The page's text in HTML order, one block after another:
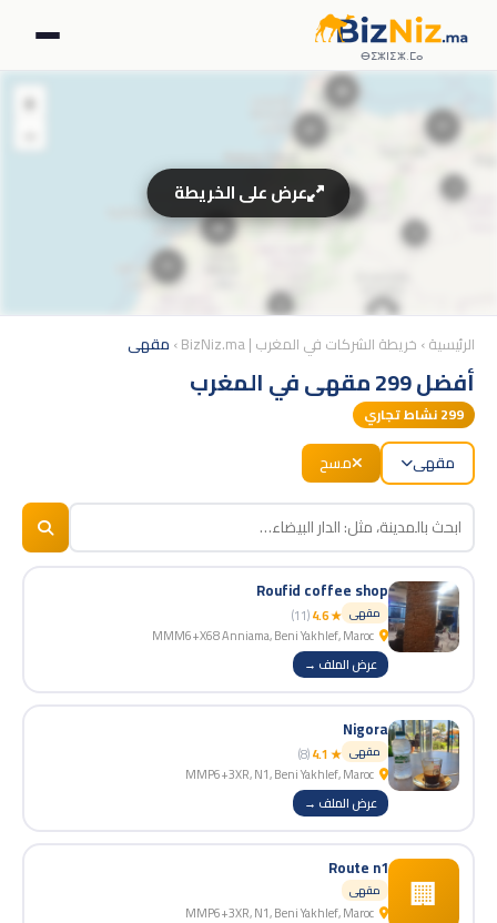
ⴱⵉⵣⵏⵉⵣ.ⵎⴰ
الرئيسية› خريطة الشركات في المغرب | BizNiz.ma › مقهى
أفضل 299 مقهى في المغرب
299نشاط تجاري
مقهى مسح
Roufid coffee shop
مقهى ★ 4.6
(11)
عرض الملف →
Nigora
مقهى ★ 4.1
(8)
عرض الملف →
🏢
Route n1
مقهى
🏢
97
69
+
BizNiz.ma
عرض على الخريطة